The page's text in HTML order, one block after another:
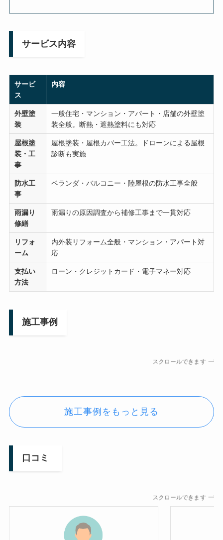
サービス内容
サービ
ス
内容
外壁塗
装
一般住宅・マンション・アパート・店舗の外壁塗
装全般。断熱・遮熱塗料にも対応
屋根塗
装・工
事
屋根塗装・屋根カバー工法。ドローンによる屋根
診断も実施
防水工
事
ベランダ・バルコニー・陸屋根の防水工事全般
雨漏り
修繕
雨漏りの原因調査から補修工事まで一貫対応
リフォ
ーム
内外装リフォーム全般・マンション・アパート対
応
支払い
方法
ローン・クレジットカード・電子マネー対応
施工事例
スクロールできます
施工事例をもっと見る
口コミ
スクロールできます